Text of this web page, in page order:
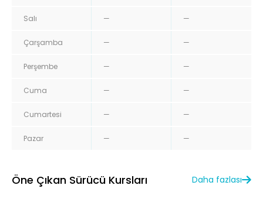
Salı — —
Çarşamba — —
Perşembe — —
Cuma — —
Cumartesi — —
Pazar — —
Öne Çıkan Sürücü Kursları Daha fazlası